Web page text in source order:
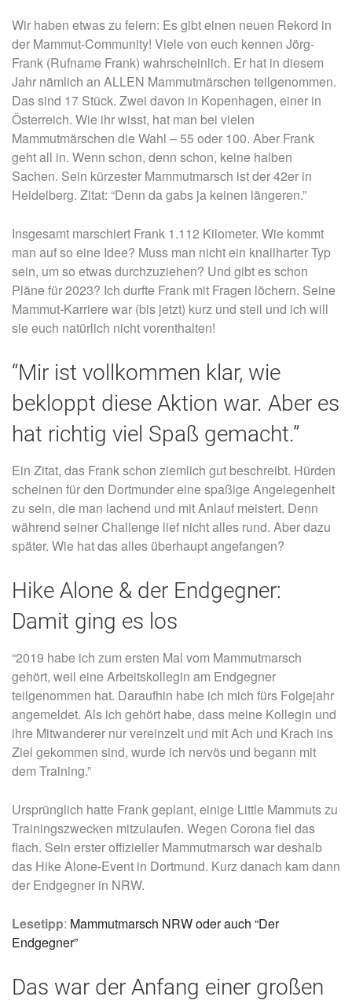
Wir haben etwas zu feiern: Es gibt einen neuen Rekord in
der Mammut-Community! Viele von euch kennen Jörg-
Frank (Rufname Frank) wahrscheinlich. Er hat in diesem
Jahr nämlich an ALLEN Mammutmärschen teilgenommen.
Das sind 17 Stück. Zwei davon in Kopenhagen, einer in
Österreich. Wie ihr wisst, hat man bei vielen
Mammutmärschen die Wahl – 55 oder 100. Aber Frank
geht all in. Wenn schon, denn schon, keine halben
Sachen. Sein kürzester Mammutmarsch ist der 42er in
Heidelberg. Zitat: “Denn da gabs ja keinen längeren.”
Insgesamt marschiert Frank 1.112 Kilometer. Wie kommt
man auf so eine Idee? Muss man nicht ein knallharter Typ
sein, um so etwas durchzuziehen? Und gibt es schon
Pläne für 2023? Ich durfte Frank mit Fragen löchern. Seine
Mammut-Karriere war (bis jetzt) kurz und steil und ich will
sie euch natürlich nicht vorenthalten!
“Mir ist vollkommen klar, wie
bekloppt diese Aktion war. Aber es
hat richtig viel Spaß gemacht.”
Ein Zitat, das Frank schon ziemlich gut beschreibt. Hürden
scheinen für den Dortmunder eine spaßige Angelegenheit
zu sein, die man lachend und mit Anlauf meistert. Denn
während seiner Challenge lief nicht alles rund. Aber dazu
später. Wie hat das alles überhaupt angefangen?
Hike Alone & der Endgegner:
Damit ging es los
“2019 habe ich zum ersten Mal vom Mammutmarsch
gehört, weil eine Arbeitskollegin am Endgegner
teilgenommen hat. Daraufhin habe ich mich fürs Folgejahr
angemeldet. Als ich gehört habe, dass meine Kollegin und
ihre Mitwanderer nur vereinzelt und mit Ach und Krach ins
Ziel gekommen sind, wurde ich nervös und begann mit
dem Training.”
Ursprünglich hatte Frank geplant, einige Little Mammuts zu
Trainingszwecken mitzulaufen. Wegen Corona fiel das
flach. Sein erster offizieller Mammutmarsch war deshalb
das Hike Alone-Event in Dortmund. Kurz danach kam dann
der Endgegner in NRW.
Lesetipp: Mammutmarsch NRW oder auch “Der
Endgegner”
Das war der Anfang einer großen